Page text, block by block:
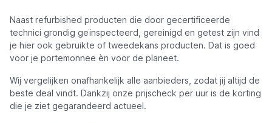
Naast refurbished producten die door gecertificeerde
technici grondig geïnspecteerd, gereinigd en getest zijn vind
je hier ook gebruikte of tweedekans producten. Dat is goed
voor je portemonnee èn voor de planeet.
Wij vergelijken onafhankelijk alle aanbieders, zodat jij altijd de
beste deal vindt. Dankzij onze prijscheck per uur is de korting
die je ziet gegarandeerd actueel.